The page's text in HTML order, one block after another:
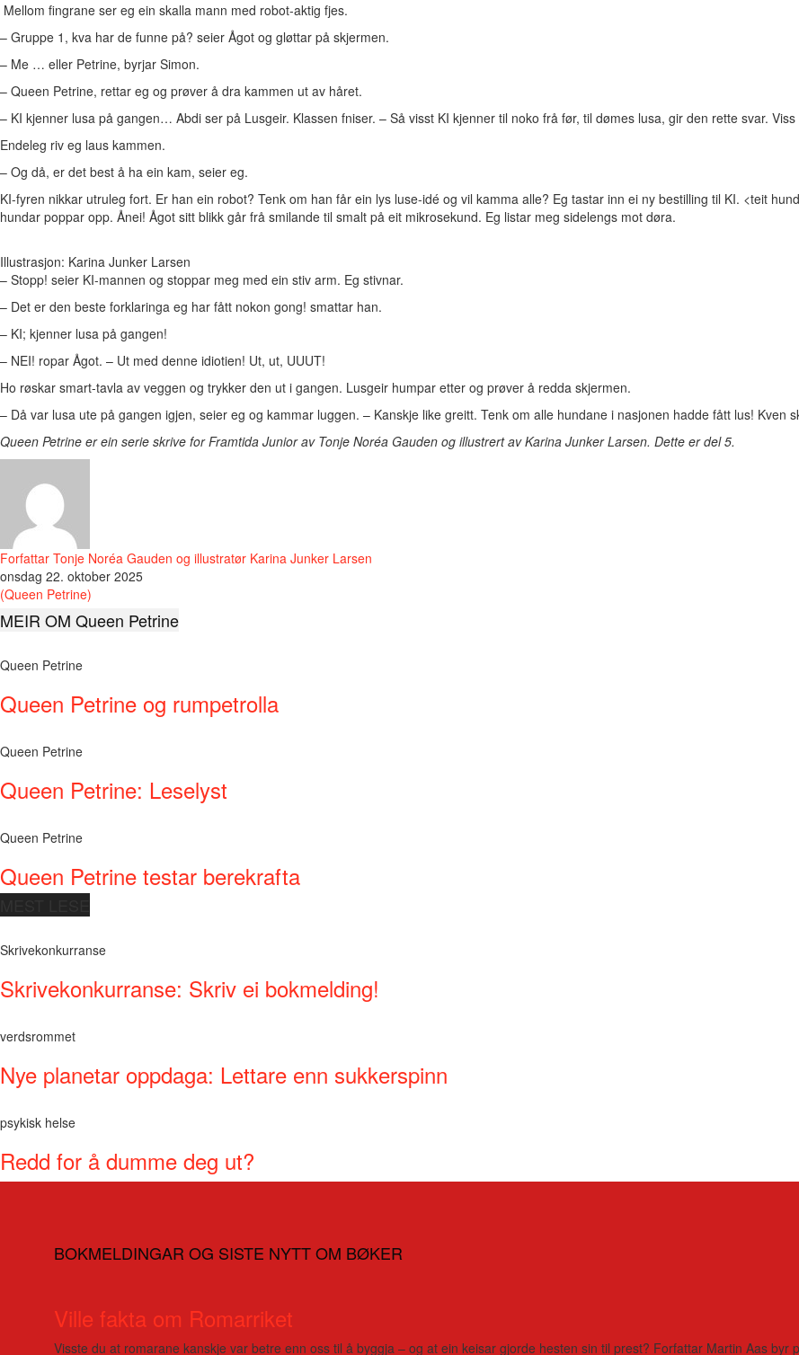
Mellom fingrane ser eg ein skalla mann med robot-aktig fjes.
– Gruppe 1, kva har de funne på? seier Ågot og gløttar på skjermen.
– Me … eller Petrine, byrjar Simon.
– Queen Petrine, rettar eg og prøver å dra kammen ut av håret.
– KI kjenner lusa på gangen… Abdi ser på Lusgeir. Klassen fniser. – Så visst KI kjenner til noko frå før, til dømes lusa, gir den rette svar.
Endeleg riv eg laus kammen.
– Og då, er det best å ha ein kam, seier eg.
KI-fyren nikkar utruleg fort. Er han ein robot? Tenk om han får ein lys luse-idé og vil kamma alle? Eg tastar inn ei ny bestilling til KI. <teit
hundar poppar opp. Ånei! Ågot sitt blikk går frå smilande til smalt på eit mikrosekund. Eg listar meg sidelengs mot døra.
Illustrasjon: Karina Junker Larsen
– Stopp! seier KI-mannen og stoppar meg med ein stiv arm. Eg stivnar.
– Det er den beste forklaringa eg har fått nokon gong! smattar han.
– KI; kjenner lusa på gangen!
– NEI! ropar Ågot. – Ut med denne idiotien! Ut, ut, UUUT!
Ho røskar smart-tavla av veggen og trykker den ut i gangen. Lusgeir humpar etter og prøver å redda skjermen.
– Då var lusa ute på gangen igjen, seier eg og kammar luggen. – Kanskje like greitt. Tenk om alle hundane i nasjonen hadde fått lus! Kven
Queen Petrine er ein serie skrive for Framtida Junior av Tonje Noréa Gauden og illustrert av Karina Junker Larsen. Dette er del 5.
Forfattar Tonje Noréa Gauden og illustratør Karina Junker Larsen
onsdag 22. oktober 2025
(Queen Petrine)
MEIR OM Queen Petrine
Queen Petrine
Queen Petrine og rumpetrolla
Queen Petrine
Queen Petrine: Leselyst
Queen Petrine
Queen Petrine testar berekrafta
Skrivekonkurranse
Skrivekonkurranse: Skriv ei bokmelding!
verdsrommet
Nye planetar oppdaga: Lettare enn sukkerspinn
psykisk helse
Redd for å dumme deg ut?
BOKMELDINGAR OG SISTE NYTT OM BØKER
Ville fakta om Romarriket
Visste du at romarane kanskje var betre enn oss til å byggja – og at ein keisar gjorde hesten sin til prest? Forfattar Martin Aas byr